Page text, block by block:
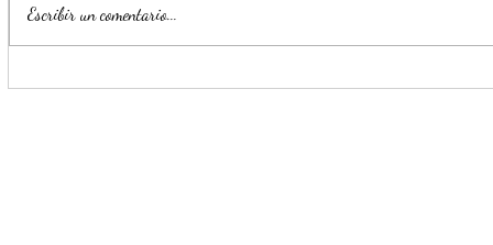
Estrategia Escudo permite
Llama
Escribir un comentario...